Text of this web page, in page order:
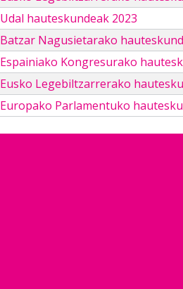
Udal hauteskundeak 2023
Batzar Nagusietarako
Espainiako Kongresurako
Eusko Legebiltzarrerako
Europako Parlamentuko